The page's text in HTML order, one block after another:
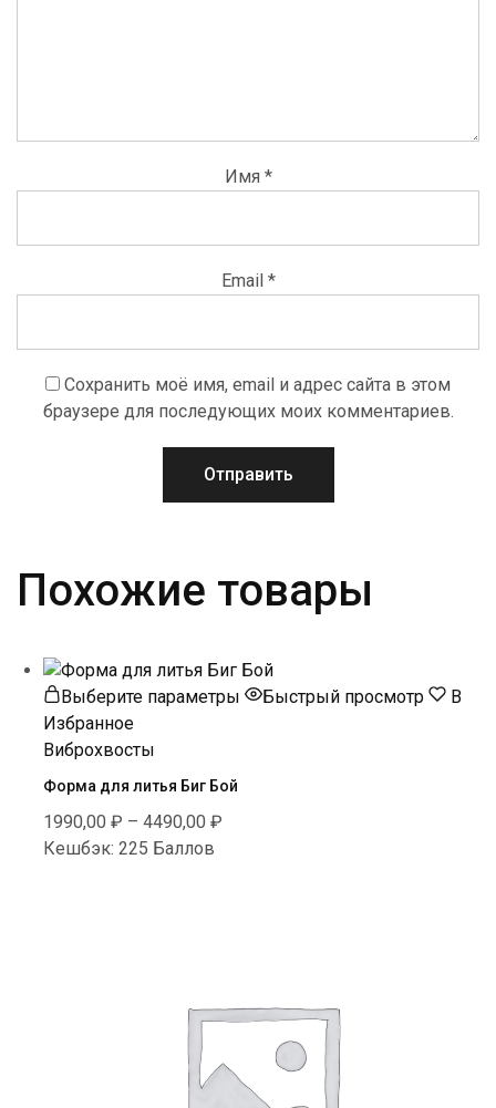
Имя *
Email *
Сохранить моё имя, email и адрес сайта в этом
браузере для последующих моих комментариев.
Похожие товары
Выберите параметры ЭтотБыстрый просмотр
В
Избранное
Виброхвосты
Форма для литья Биг Бой
1990,00 ₽ – 4490,00 ₽
Кешбэк: 225 Баллов